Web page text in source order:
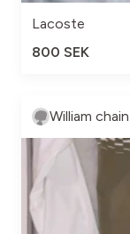
Lacoste
800 SEK
William chain